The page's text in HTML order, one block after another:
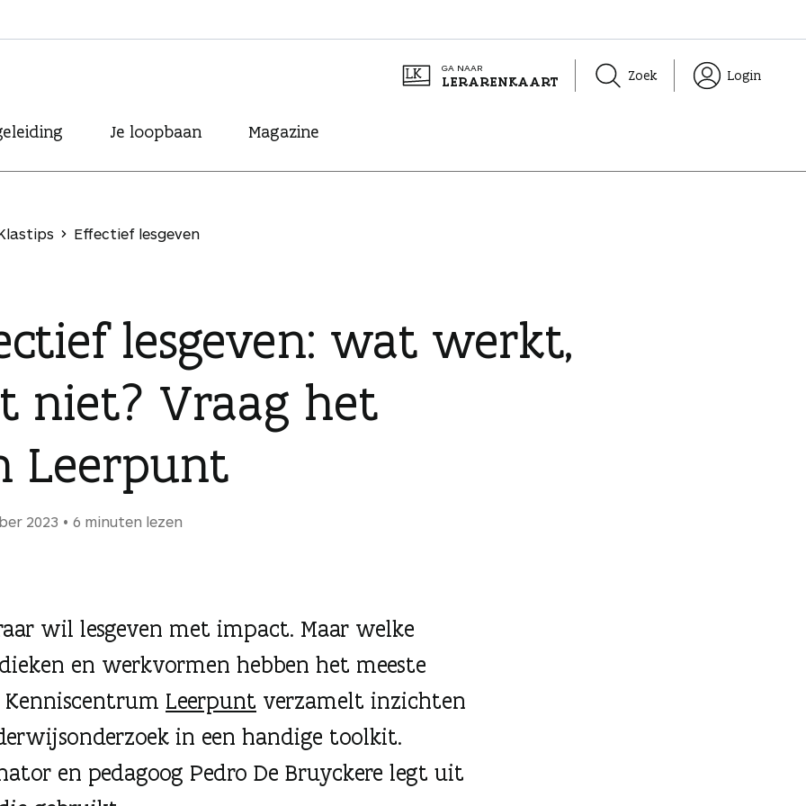
GA NAAR
LERARENKAART Zoek Login
Je loopbaan Magazine
Effectief lesgeven
lesgeven: wat werkt,
niet? Vraag het
Leerpunt
2023 6 minuten lezen
wil lesgeven met impact. Maar welke
en werkvormen hebben het meeste
Kenniscentrum Leerpunt verzamelt inzichten
in een handige toolkit.
en pedagoog Pedro De Bruyckere legt uit